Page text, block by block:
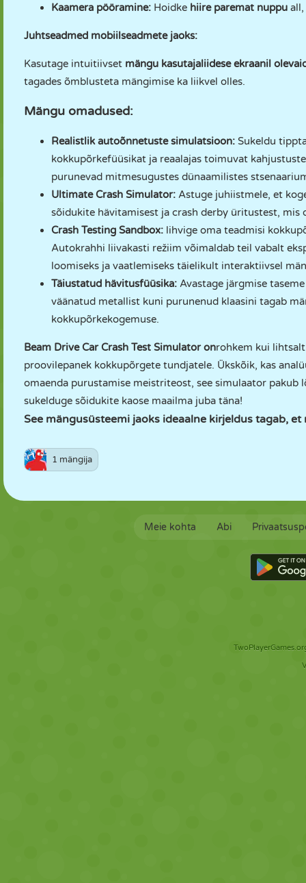
Kaamera pööramine: Hoidke hiire paremat nuppu
Juhtseadmed mobiilseadmete jaoks:
Kasutage intuitiivset mängu kasutajaliidese ekraanil
tagades õmblusteta mängimise ka liikvel olles.
Mängu omadused:
Realistlik autoõnnetuste simulatsioon: Sukeldu
kokkupõrkefüüsikat ja reaalajas toimuvat
purunevad mitmesugustes dünaamilistes
Ultimate Crash Simulator: Astuge juhiistmele, et
sõidukite hävitamisest ja crash derby üritustest,
Crash Testing Sandbox: lihvige oma teadmisi
Autokrahhi liivakasti režiim võimaldab teil vabalt
loomiseks ja vaatlemiseks täielikult interaktiivsel
Täiustatud hävitusfüüsika: Avastage järgmise
väänatud metallist kuni purunenud klaasini tagab
kokkupõrkekogemuse.
Beam Drive Car Crash Test Simulator onrohkem kui
proovilepanek kokkupõrgete tundjatele. Ükskõik, kas
omaenda purustamise meistriteost, see simulaator
sukelduge sõidukite kaose maailma juba täna!
See mängusüsteemi jaoks ideaalne kirjeldus tagab,
1 mängija
Meie kohta Abi